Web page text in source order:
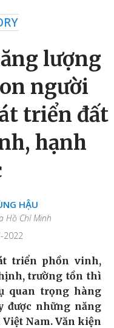
lượng
người
triển đất
hạnh
HẬU
Hồ Chí Minh
2022
triển phồn vinh,
trường tồn thì
quan trọng hàng
được những năng
Nam. Văn kiện